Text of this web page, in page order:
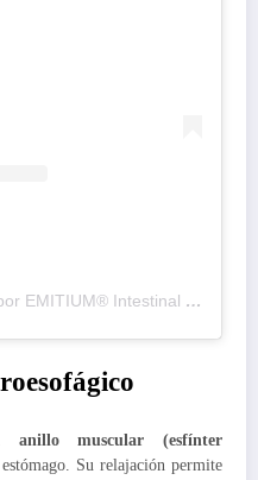
Una publicación compartida por EMITIUM® Intestinal (@emitium_intestinal)
anillo muscular (esfínter
Su relajación permite